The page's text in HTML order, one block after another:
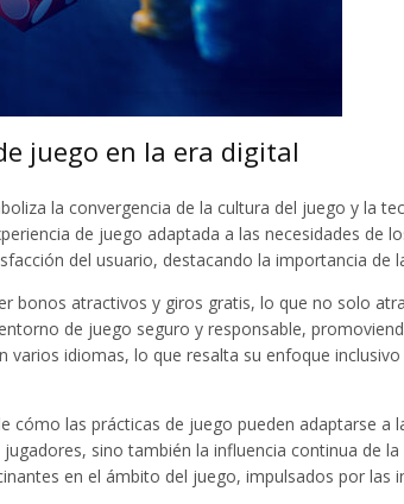
juego en la era digital
la convergencia de la cultura del juego y la
de juego adaptada a las necesidades
del usuario, destacando la importancia de
bonos atractivos y giros gratis, lo que no solo
de juego seguro y responsable,
varios idiomas, lo que resalta su enfoque
cómo las prácticas de juego pueden adaptarse
sino también la influencia continua de
en el ámbito del juego, impulsados por las